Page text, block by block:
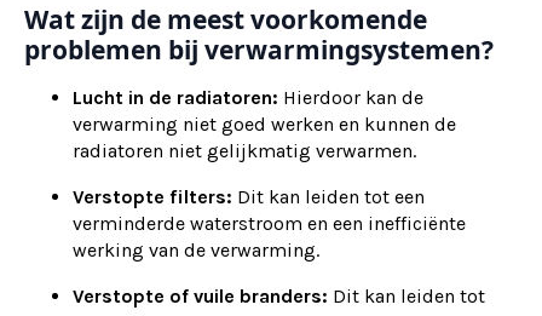
Wat zijn de meest voorkomende
problemen bij verwarmingsystemen?
Lucht in de radiatoren: Hierdoor kan de
verwarming niet goed werken en kunnen de
radiatoren niet gelijkmatig verwarmen.
Verstopte filters: Dit kan leiden tot een
verminderde waterstroom en een inefficiënte
werking van de verwarming.
Verstopte of vuile branders: Dit kan leiden tot